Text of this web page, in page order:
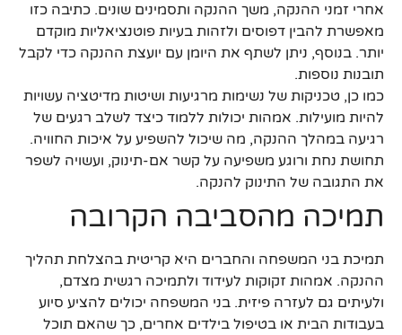
אחרי זמני ההנקה, משך ההנקה ותסמינים שונים. כתיבה כזו
מאפשרת להבין דפוסים ולזהות בעיות פוטנציאליות מוקדם
יותר. בנוסף, ניתן לשתף את היומן עם יועצת ההנקה כדי לקבל
תובנות נוספות.
כמו כן, טכניקות של נשימות מרגיעות ושיטות מדיטציה עשויות
להיות מועילות. אמהות יכולות ללמוד כיצד לשלב רגעים של
רגיעה במהלך ההנקה, מה שיכול להשפיע על איכות החוויה.
תחושת נחת ורוגע משפיעה על קשר אם-תינוק, ועשויה לשפר
את התגובה של התינוק להנקה.
תמיכה מהסביבה הקרובה
תמיכת בני המשפחה והחברים היא קריטית בהצלחת תהליך
ההנקה. אמהות זקוקות לעידוד ולתמיכה רגשית מצדם,
ולעיתים גם לעזרה פיזית. בני המשפחה יכולים להציע סיוע
בעבודות הבית או בטיפול בילדים אחרים, כך שהאם תוכל